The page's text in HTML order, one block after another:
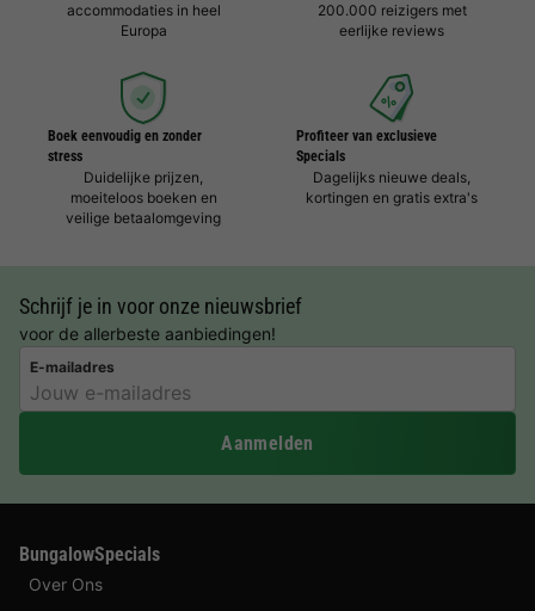
accommodaties in heel
Europa
200.000 reizigers met
eerlijke reviews
Boek eenvoudig en zonder
stress
Duidelijke prijzen,
moeiteloos boeken en
veilige betaalomgeving
Profiteer van exclusieve
Specials
Dagelijks nieuwe deals,
kortingen en gratis extra's
Schrijf je in voor onze nieuwsbrief
voor de allerbeste aanbiedingen!
E-mailadres
Aanmelden
BungalowSpecials
Over Ons